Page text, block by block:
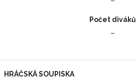
Počet diváků
–
HRÁČSKÁ SOUPISKA